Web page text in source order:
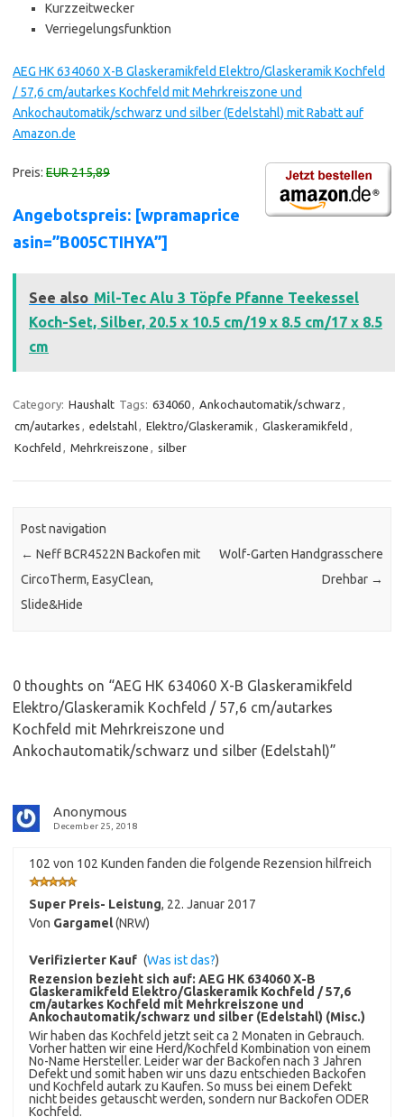
Kurzzeitwecker
Verriegelungsfunktion
AEG HK 634060 X-B Glaskeramikfeld Elektro/Glaskeramik Kochfeld
/ 57,6 cm/autarkes Kochfeld mit Mehrkreiszone und
Ankochautomatik/schwarz und silber (Edelstahl) mit Rabatt auf
Amazon.de
Preis: EUR 215,89
Angebotspreis: [wpramaprice
asin=”B005CTIHYA”]
See also Mil-Tec Alu 3 Töpfe Pfanne Teekessel
Koch-Set, Silber, 20.5 x 10.5 cm/19 x 8.5 cm/17 x 8.5
cm
Category: Haushalt Tags: 634060, Ankochautomatik/schwarz ,
cm/autarkes , edelstahl, Elektro/Glaskeramik , Glaskeramikfeld ,
Kochfeld , Mehrkreiszone , silber
Post navigation
← Neff BCR4522N Backofen mit
CircoTherm, EasyClean,
Slide&Hide
Wolf-Garten Handgrasschere
Drehbar →
0 thoughts on “AEG HK 634060 X-B Glaskeramikfeld
Elektro/Glaskeramik Kochfeld / 57,6 cm/autarkes
Kochfeld mit Mehrkreiszone und
Ankochautomatik/schwarz und silber (Edelstahl)”
Anonymous
December 25, 2018
102 von 102 Kunden fanden die folgende Rezension hilfreich
Super Preis- Leistung, 22. Januar 2017
Von Gargamel(NRW)
Verifizierter Kauf (Was ist das?)
Rezension bezieht sich auf: AEG HK 634060 X-B
Glaskeramikfeld Elektro/Glaskeramik Kochfeld / 57,6
cm/autarkes Kochfeld mit Mehrkreiszone und
Ankochautomatik/schwarz und silber (Edelstahl) (Misc.)
Wir haben das Kochfeld jetzt seit ca 2 Monaten in Gebrauch.
Vorher hatten wir eine Herd/Kochfeld Kombination von einem
No-Name Hersteller. Leider war der Backofen nach 3 Jahren
Defekt und somit haben wir uns dazu entschieden Backofen
und Kochfeld autark zu Kaufen. So muss bei einem Defekt
nicht beides getauscht werden, sondern nur Backofen ODER
Kochfeld.